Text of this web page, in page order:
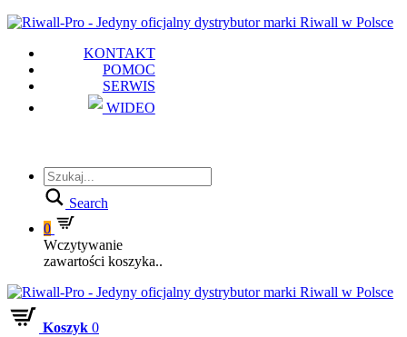
KONTAKT
POMOC
SERWIS
WIDEO
Search
0
Wczytywanie
zawartości koszyka..
Koszyk 0